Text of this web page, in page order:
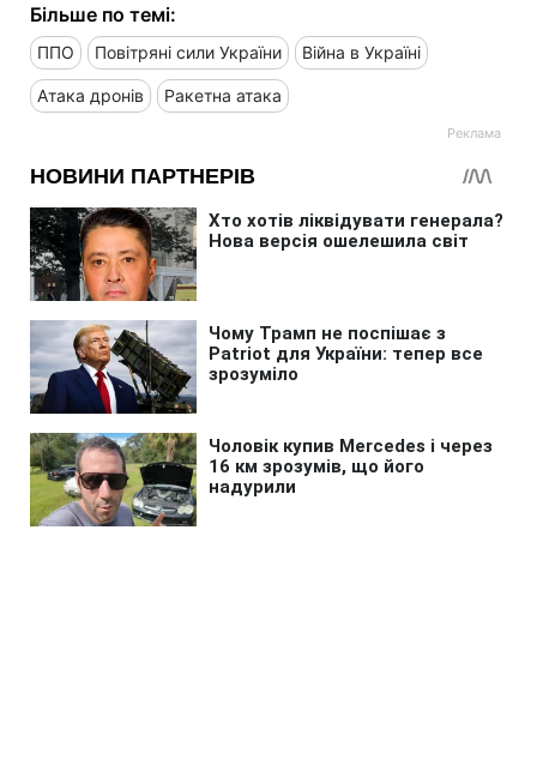
Більше по темі:
ППО Повітряні сили України Війна в Україні
Атака дронів Ракетна атака